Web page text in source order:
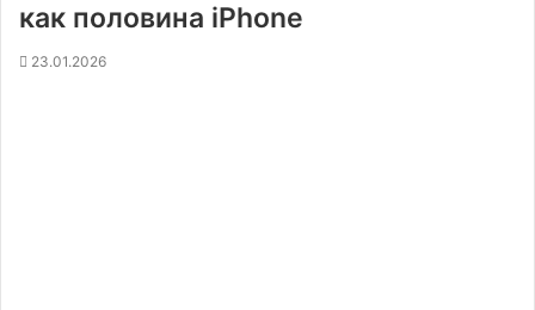
как половина iPhone
23.01.2026